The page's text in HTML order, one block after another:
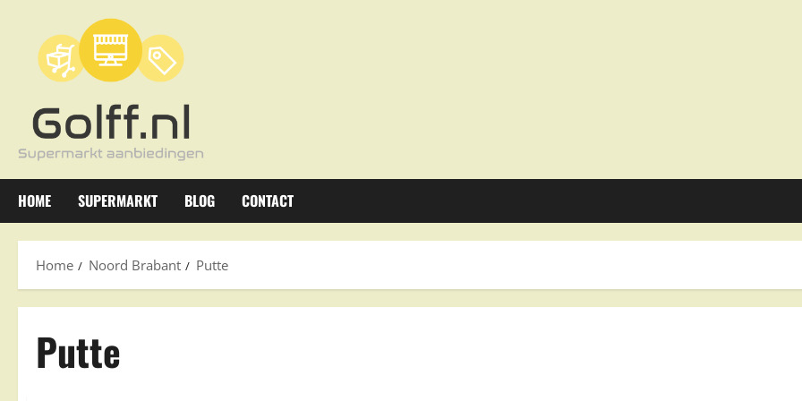
inhoud
HOME SUPERMARKT BLOG CONTACT
Home Noord Brabant Putte
Putte